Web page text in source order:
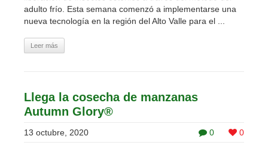
adulto frío. Esta semana comenzó a implementarse una
nueva tecnología en la región del Alto Valle para el ...
Leer más
Llega la cosecha de manzanas
Autumn Glory®
0 0
13 octubre, 2020